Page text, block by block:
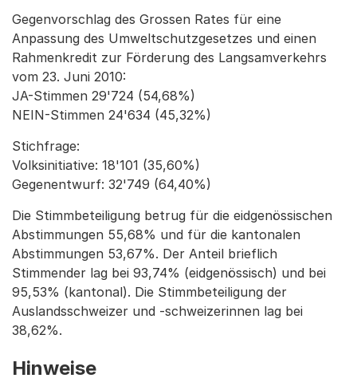
Gegenvorschlag des Grossen Rates für eine
Anpassung des Umweltschutzgesetzes und einen
Rahmenkredit zur Förderung des Langsamverkehrs
vom 23. Juni 2010:
JA-Stimmen 29'724 (54,68%)
NEIN-Stimmen 24'634 (45,32%)
Stichfrage:
Volksinitiative: 18'101 (35,60%)
Gegenentwurf: 32'749 (64,40%)
Die Stimmbeteiligung betrug für die eidgenössischen
Abstimmungen 55,68% und für die kantonalen
Abstimmungen 53,67%. Der Anteil brieflich
Stimmender lag bei 93,74% (eidgenössisch) und bei
95,53% (kantonal). Die Stimmbeteiligung der
Auslandsschweizer und -schweizerinnen lag bei
38,62%.
Hinweise